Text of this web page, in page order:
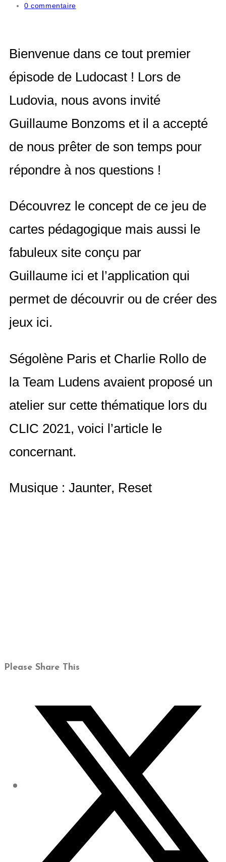
0 commentaire
Bienvenue dans ce tout premier
épisode de Ludocast ! Lors de
Ludovia, nous avons invité
Guillaume Bonzoms et il a accepté
de nous prêter de son temps pour
répondre à nos questions !
Découvrez le concept de ce jeu de
cartes pédagogique mais aussi le
fabuleux site conçu par
Guillaume ici et l’application qui
permet de découvrir ou de créer des
jeux ici.
Ségolène Paris et Charlie Rollo de
la Team Ludens avaient proposé un
atelier sur cette thématique lors du
CLIC 2021, voici l’article le
concernant.
Musique : Jaunter, Reset
Please Share This